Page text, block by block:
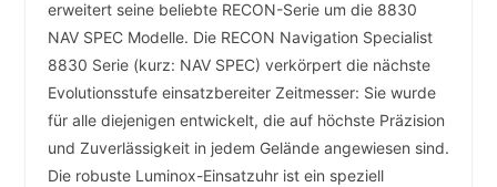
erweitert seine beliebte RECON-Serie um die 8830
NAV SPEC Modelle. Die RECON Navigation Specialist
8830 Serie (kurz: NAV SPEC) verkörpert die nächste
Evolutionsstufe einsatzbereiter Zeitmesser: Sie wurde
für alle diejenigen entwickelt, die auf höchste Präzision
und Zuverlässigkeit in jedem Gelände angewiesen sind.
Die robuste Luminox-Einsatzuhr ist ein speziell